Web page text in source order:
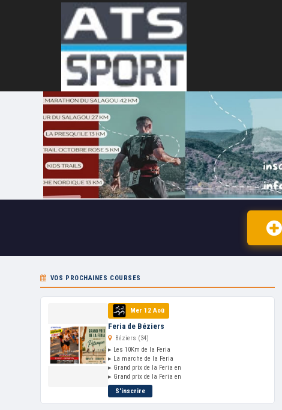
VOS PROCHAINES COURSES
Mer 12 Aoû
Feria de Béziers
Béziers (34)
▸ Les 10Km de la Feria
▸ La marche de la Feria
▸ Grand prix de la Feria en
▸ Grand prix de la Feria en
S'inscrire